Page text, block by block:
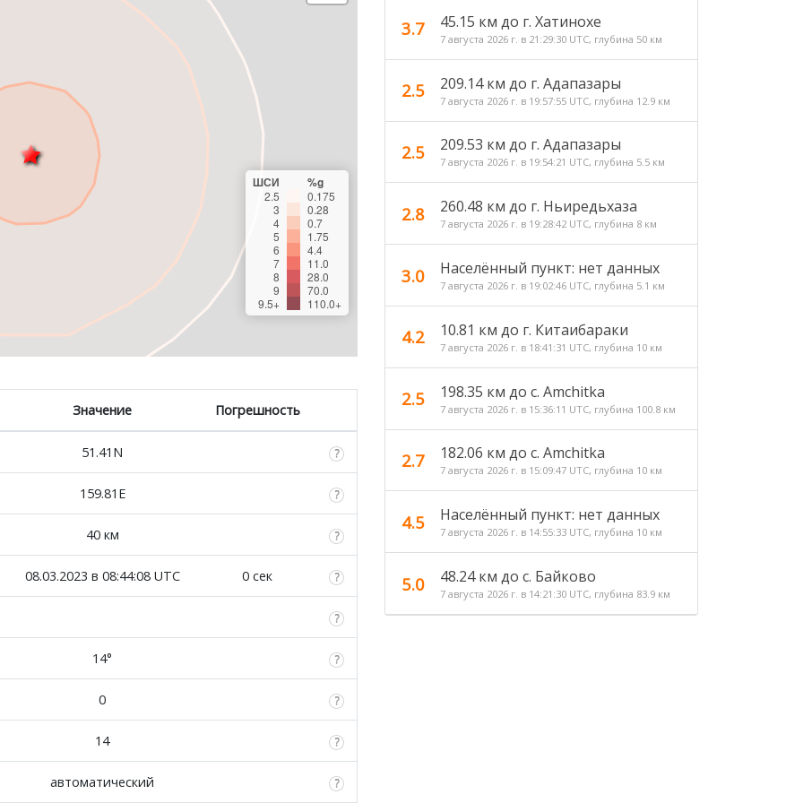
ШСИ %g
2.5
0.175
3
0.28
4
0.7
5
1.75
6
4.4
7
11.0
8
28.0
9
70.0
9.5+
110.0+
Значение Погрешность
51.41N
159.81E
40 км
08.03.2023 в 08:44:08 UTC 0 сек
14°
0
14
автоматический
3.7 45.15 км до г. Хатинохе
7 августа 2026 г. в 21:29:30 UTC, глубина 50 км
2.5 209.14 км до г. Адапазары
7 августа 2026 г. в 19:57:55 UTC, глубина 12.9 км
2.5 209.53 км до г. Адапазары
7 августа 2026 г. в 19:54:21 UTC, глубина 5.5 км
2.8 260.48 км до г. Ньиредьхаза
7 августа 2026 г. в 19:28:42 UTC, глубина 8 км
3.0 Населённый пункт: нет данных
7 августа 2026 г. в 19:02:46 UTC, глубина 5.1 км
4.2 10.81 км до г. Китаибараки
7 августа 2026 г. в 18:41:31 UTC, глубина 10 км
2.5 198.35 км до с. Amchitka
7 августа 2026 г. в 15:36:11 UTC, глубина 100.8 км
2.7 182.06 км до с. Amchitka
7 августа 2026 г. в 15:09:47 UTC, глубина 10 км
4.5 Населённый пункт: нет данных
7 августа 2026 г. в 14:55:33 UTC, глубина 10 км
5.0 48.24 км до c. Байково
7 августа 2026 г. в 14:21:30 UTC, глубина 83.9 км